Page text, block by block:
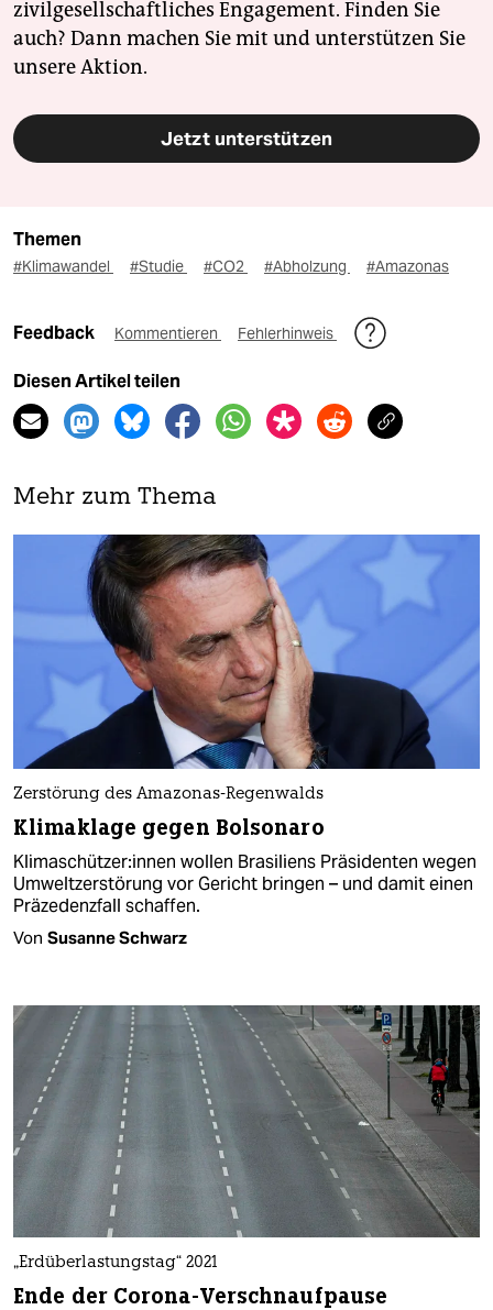
zivilgesellschaftliches Engagement. Finden Sie
auch? Dann machen Sie mit und unterstützen Sie
unsere Aktion.
Jetzt unterstützen
Themen
#Klimawandel #Studie #CO2 #Abholzung #Amazonas
Feedback Kommentieren Fehlerhinweis
Diesen Artikel teilen
Mehr zum Thema
Zerstörung des Amazonas-Regenwalds
Kli­ma­klage gegen Bolsonaro
Kli­ma­schüt­ze­r:in­nen wollen Brasiliens Präsidenten wegen
Umweltzerstörung vor Gericht bringen – und damit einen
Präzedenzfall schaffen.
Von Susanne Schwarz
„Erdüberlastungstag“ 2021
Ende der Corona-Verschnaufpause